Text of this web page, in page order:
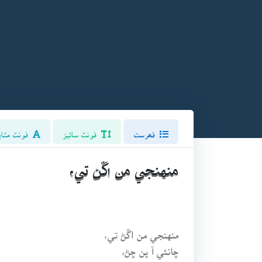
فونٽ سائيز فونٽ
منهنجي من اڱڻ تي،
منهنجي من اڱڻ تي،
ڇانئي آ پن ڇڻ،